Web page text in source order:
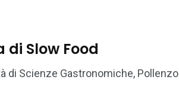
di Slow Food
Scienze Gastronomiche,